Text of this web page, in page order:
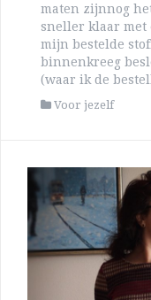
maten zijnnog
sneller klaar met
mijn bestelde
binnenkreeg
(waar ik de
Voor jezelf